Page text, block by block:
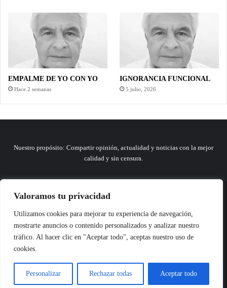
Valoramos tu privacidad
Utilizamos cookies para mejorar tu experiencia de navegación,
mostrarte anuncios o contenido personalizados y analizar nuestro
tráfico. Al hacer clic en "Aceptar todo", aceptas nuestro uso de
cookies.
Personalizar Rechazar todas Aceptar todo
EMPALME DE YO CON YO
Hace 2 semanas
IGNORANCIA FUNCIONAL
5 julio, 2026
Nuestro propósito: Compartir opinión, actualidad y noticias con la mejor
calidad y sin censura.
© Copyright 2026, Todos los derechos reservados |
Nit 901228106
Variedades Turismo